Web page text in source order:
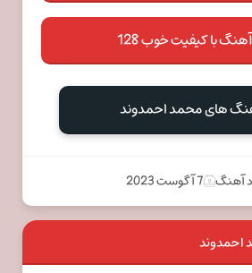
با کیفیت خوب 128
های محمد احمدوند
آهنگ 7 آگوست 2023
احمدوند